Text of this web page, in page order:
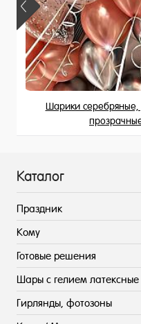
Шарики серебряные,
Каталог
Праздник
Кому
Готовые решения
Шары с гелием латексные
Гирлянды, фотозоны